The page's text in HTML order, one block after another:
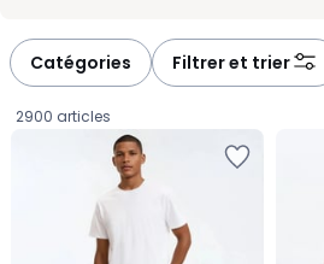
Catégories Filtrer et trier
2900 articles